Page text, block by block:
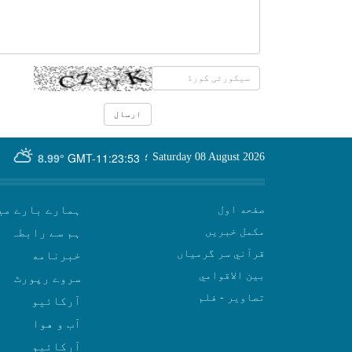
GMT-11:23:53
8.99° Saturday 08 August 2026 ؛
صفحه اول
مکمل خبریں
قرآني سر گرمياں
بين الاقوامي
تصاوير - فلم
ہمارے بارے
ہم سے رابطہ
سروے رپورٹ
آرکائیو
آب و هوا